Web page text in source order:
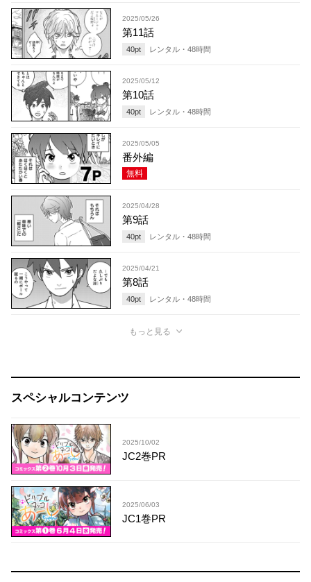
2025/05/26
第11話
40pt レンタル・ 48時間
2025/05/12
第10話
40pt レンタル・ 48時間
2025/05/05
番外編
無料
2025/04/28
第9話
40pt レンタル・ 48時間
2025/04/21
第8話
40pt レンタル・ 48時間
もっと見る
スペシャルコンテンツ
2025/10/02
JC2巻PR
2025/06/03
JC1巻PR